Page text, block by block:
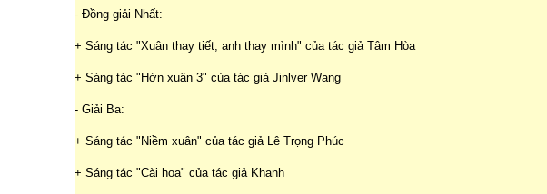
- Đồng giải Nhất:
+ Sáng tác "Xuân thay tiết, anh thay mình" của tác giả Tâm Hòa
+ Sáng tác "Hờn xuân 3" của tác giả Jinlver Wang
- Giải Ba:
+ Sáng tác "Niềm xuân" của tác giả Lê Trọng Phúc
+ Sáng tác "Cài hoa" của tác giả Khanh